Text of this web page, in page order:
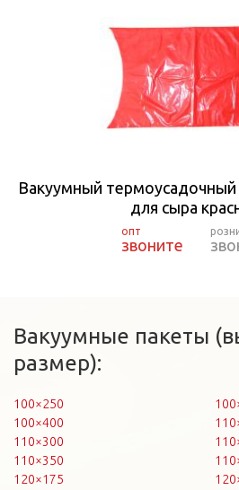
Вакуумный
для сыра
звоните
Вакуумные пакеты
размер):
100×250
100×400
110×300
110×350
120×175